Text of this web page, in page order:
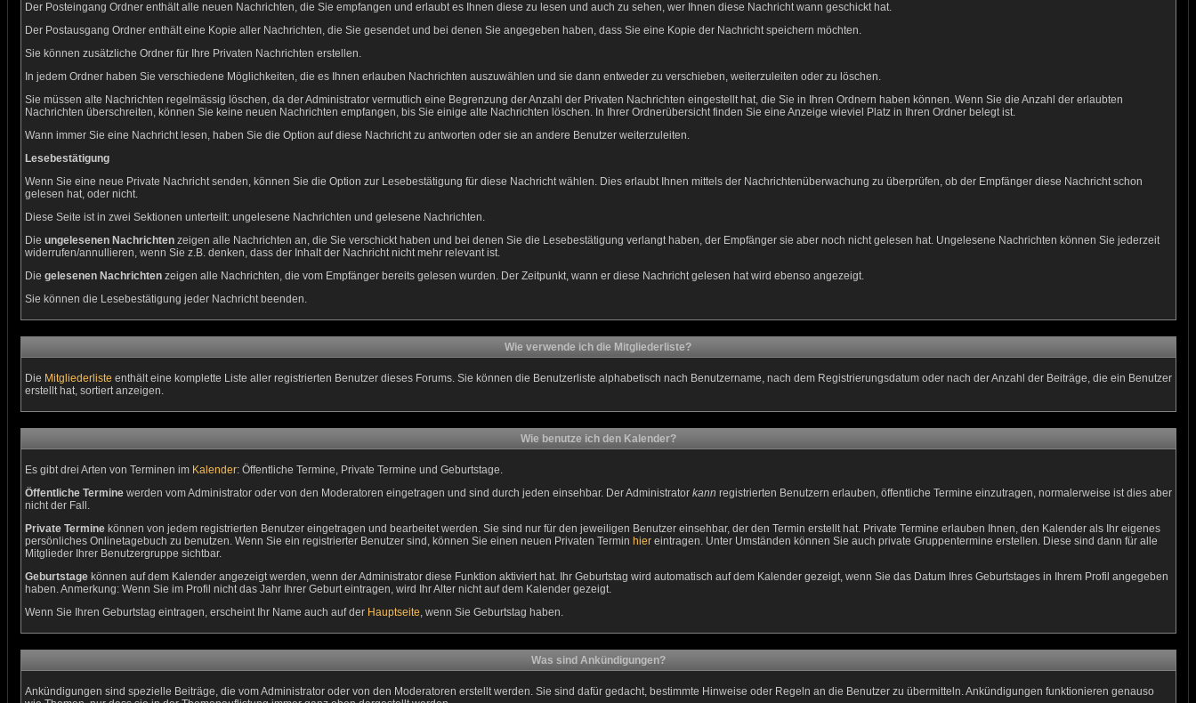
Der Posteingang Ordner enthält alle neuen Nachrichten, die Sie empfangen und erlaubt es Ihnen diese zu lesen und auch zu sehen, wer Ihnen diese Nachricht wann geschickt hat.
Der Postausgang Ordner enthält eine Kopie aller Nachrichten, die Sie gesendet und bei denen Sie angegeben haben, dass Sie eine Kopie der Nachricht speichern möchten.
Sie können zusätzliche Ordner für Ihre Privaten Nachrichten erstellen.
In jedem Ordner haben Sie verschiedene Möglichkeiten, die es Ihnen erlauben Nachrichten auszuwählen und sie dann entweder zu verschieben, weiterzuleiten oder zu löschen.
Sie müssen alte Nachrichten regelmässig löschen, da der Administrator vermutlich eine Begrenzung der Anzahl der Privaten Nachrichten eingestellt hat, die Sie in Ihren Ordnern haben können. Wenn Sie die Anzahl der erlaubten
Nachrichten überschreiten, können Sie keine neuen Nachrichten empfangen, bis Sie einige alte Nachrichten löschen. In Ihrer Ordnerübersicht finden Sie eine Anzeige wieviel Platz in Ihren Ordner belegt ist.
Wann immer Sie eine Nachricht lesen, haben Sie die Option auf diese Nachricht zu antworten oder sie an andere Benutzer weiterzuleiten.
Lesebestätigung
Wenn Sie eine neue Private Nachricht senden, können Sie die Option zur Lesebestätigung für diese Nachricht wählen. Dies erlaubt Ihnen mittels der Nachrichtenüberwachung zu überprüfen, ob der Empfänger diese Nachricht schon
gelesen hat, oder nicht.
Diese Seite ist in zwei Sektionen unterteilt: ungelesene Nachrichten und gelesene Nachrichten.
Die ungelesenen Nachrichtenzeigen alle Nachrichten an, die Sie verschickt haben und bei denen Sie die Lesebestätigung verlangt haben, der Empfänger sie aber noch nicht gelesen hat. Ungelesene Nachrichten können Sie jederzeit
widerrufen/annullieren, wenn Sie z.B. denken, dass der Inhalt der Nachricht nicht mehr relevant ist.
Die gelesenen Nachrichtenzeigen alle Nachrichten, die vom Empfänger bereits gelesen wurden. Der Zeitpunkt, wann er diese Nachricht gelesen hat wird ebenso angezeigt.
Sie können die Lesebestätigung jeder Nachricht beenden.
Wie verwende ich die Mitgliederliste?
Die Mitgliederliste enthält eine komplette Liste aller registrierten Benutzer dieses Forums. Sie können die Benutzerliste alphabetisch nach Benutzername, nach dem Registrierungsdatum oder nach der Anzahl der Beiträge, die ein Benutzer
erstellt hat, sortiert anzeigen.
Wie benutze ich den Kalender?
Es gibt drei Arten von Terminen im Kalender: Öffentliche Termine, Private Termine und Geburtstage.
Öffentliche Terminewerden vom Administrator oder von den Moderatoren eingetragen und sind durch jeden einsehbar. Der Administrator kann registrierten Benutzern erlauben, öffentliche Termine einzutragen, normalerweise ist dies aber
nicht der Fall.
Private Terminekönnen von jedem registrierten Benutzer eingetragen und bearbeitet werden. Sie sind nur für den jeweiligen Benutzer einsehbar, der den Termin erstellt hat. Private Termine erlauben Ihnen, den Kalender als Ihr eigenes
persönliches Onlinetagebuch zu benutzen. Wenn Sie ein registrierter Benutzer sind, können Sie einen neuen Privaten Termin hiereintragen. Unter Umständen können Sie auch private Gruppentermine erstellen. Diese sind dann für alle
Mitglieder Ihrer Benutzergruppe sichtbar.
Geburtstagekönnen auf dem Kalender angezeigt werden, wenn der Administrator diese Funktion aktiviert hat. Ihr Geburtstag wird automatisch auf dem Kalender gezeigt, wenn Sie das Datum Ihres Geburtstages in Ihrem Profil angegeben
haben. Anmerkung: Wenn Sie im Profil nicht das Jahr Ihrer Geburt eintragen, wird Ihr Alter nicht auf dem Kalender gezeigt.
Wenn Sie Ihren Geburtstag eintragen, erscheint Ihr Name auch auf der Hauptseite, wenn Sie Geburtstag haben.
Was sind Ankündigungen?
Ankündigungen sind spezielle Beiträge, die vom Administrator oder von den Moderatoren erstellt werden. Sie sind dafür gedacht, bestimmte Hinweise oder Regeln an die Benutzer zu übermitteln. Ankündigungen funktionieren genauso